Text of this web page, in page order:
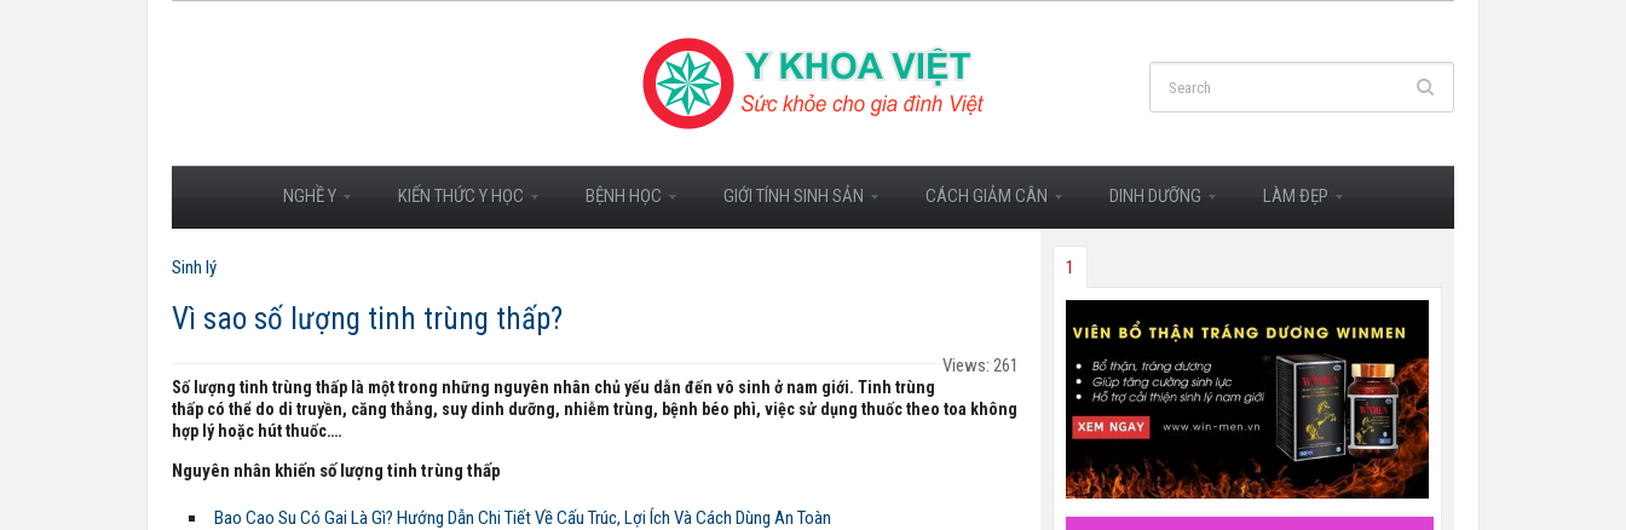
NGHỀ Y KIẾN THỨC Y HỌC BỆNH HỌC GIỚI TÍNH SINH SẢN CÁCH GIẢM CÂN DINH DƯỠNG LÀM ĐẸP
Sinh lý
Vì sao số lượng tinh trùng thấp?
Views: 261
Số lượng tinh trùng thấp là một trong những nguyên nhân chủ yếu dẫn đến vô sinh ở nam giới. Tinh trùng
thấp có thể do di truyền, căng thẳng, suy dinh dưỡng, nhiễm trùng, bệnh béo phì, việc sử dụng thuốc theo toa không
hợp lý hoặc hút thuốc….
Nguyên nhân khiến số lượng tinh trùng thấp
Bao Cao Su Có Gai Là Gì? Hướng Dẫn Chi Tiết Về Cấu Trúc, Lợi Ích Và Cách Dùng An Toàn
1